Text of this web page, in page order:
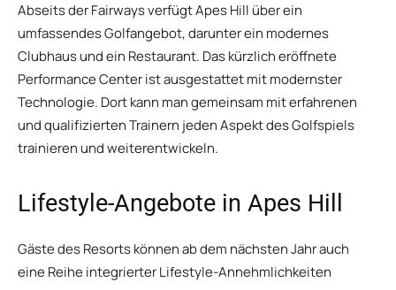
Abseits der Fairways verfügt Apes Hill über ein
umfassendes Golfangebot, darunter ein modernes
Clubhaus und ein Restaurant. Das kürzlich eröffnete
Performance Center ist ausgestattet mit modernster
Technologie. Dort kann man gemeinsam mit erfahrenen
und qualifizierten Trainern jeden Aspekt des Golfspiels
trainieren und weiterentwickeln.
Lifestyle-Angebote in Apes Hill
Gäste des Resorts können ab dem nächsten Jahr auch
eine Reihe integrierter Lifestyle-Annehmlichkeiten